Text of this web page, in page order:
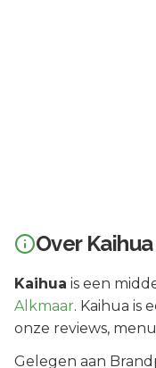
Over Kaihua
Kaihua is een
Alkmaar. Kaihua is
onze reviews,
Gelegen aan